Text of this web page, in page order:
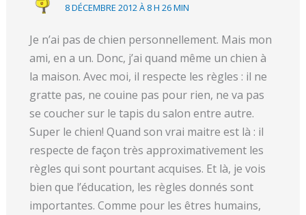
8 DÉCEMBRE 2012 À 8 H 26 MIN
Je n’ai pas de chien personnellement. Mais mon
ami, en a un. Donc, j’ai quand même un chien à
la maison. Avec moi, il respecte les règles : il ne
gratte pas, ne couine pas pour rien, ne va pas
se coucher sur le tapis du salon entre autre.
Super le chien! Quand son vrai maitre est là : il
respecte de façon très approximativement les
règles qui sont pourtant acquises. Et là, je vois
bien que l’éducation, les règles donnés sont
importantes. Comme pour les êtres humains,